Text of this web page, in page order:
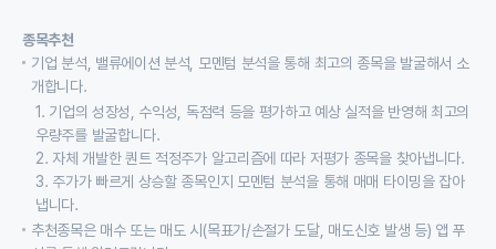
종목추천
기업 분석, 밸류에이션 분석, 모멘텀 분석을 통해 최고의 종목을 발굴해서 소
개합니다.
1. 기업의 성장성, 수익성, 독점력 등을 평가하고 예상 실적을 반영해 최고의
우량주를 발굴합니다.
2. 자체 개발한 퀀트 적정주가 알고리즘에 따라 저평가 종목을 찾아냅니다.
3. 주가가 빠르게 상승할 종목인지 모멘텀 분석을 통해 매매 타이밍을 잡아
냅니다.
추천종목은 매수 또는 매도 시(목표가/손절가 도달, 매도신호 발생 등) 앱 푸